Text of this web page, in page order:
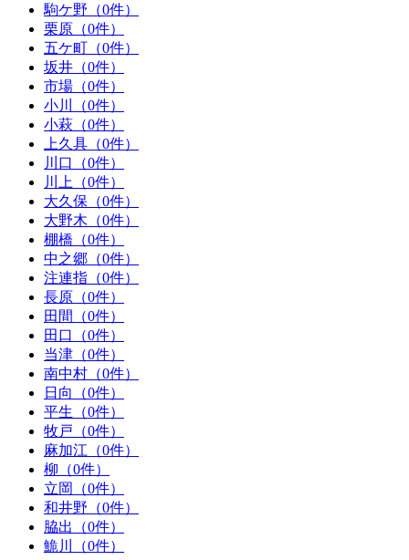
駒ケ野（0件）
栗原（0件）
五ケ町（0件）
坂井（0件）
市場（0件）
小川（0件）
小萩（0件）
上久具（0件）
川口（0件）
川上（0件）
大久保（0件）
大野木（0件）
棚橋（0件）
中之郷（0件）
注連指（0件）
長原（0件）
田間（0件）
田口（0件）
当津（0件）
南中村（0件）
日向（0件）
平生（0件）
牧戸（0件）
麻加江（0件）
柳（0件）
立岡（0件）
和井野（0件）
脇出（0件）
鮠川（0件）